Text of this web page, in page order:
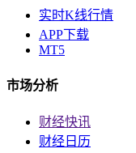
实时K线行情
APP下载
MT5
市场分析
财经快讯
财经日历